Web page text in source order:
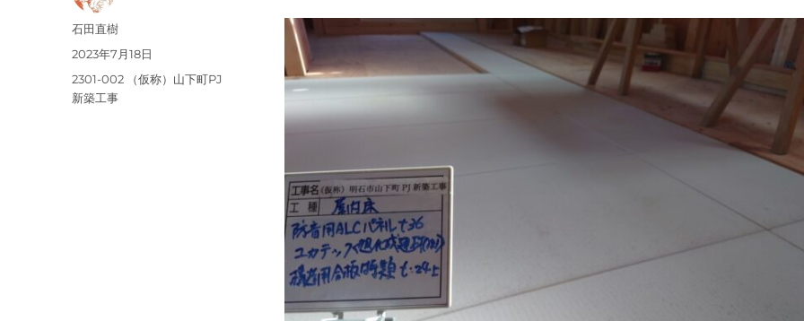
投
稿
石田直樹
投
稿
日:
2023年7月18日
カ
テ
2301-002 （仮称）山下町PJ
新築工事